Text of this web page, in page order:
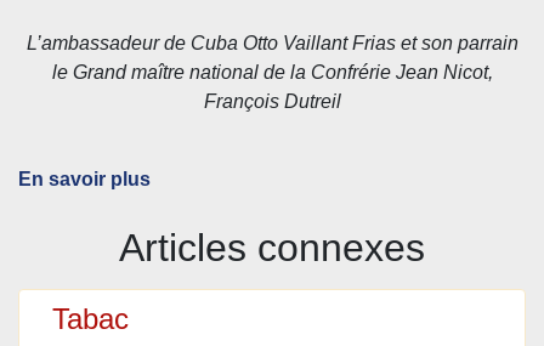
L’ambassadeur de Cuba Otto Vaillant Frias et son parrain
le Grand maître national de la Confrérie Jean Nicot,
François Dutreil
En savoir plus
Articles connexes
Tabac